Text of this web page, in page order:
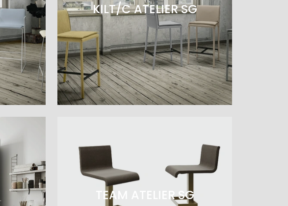
KILT/C ATELIER SG
TEAM ATELIER SG